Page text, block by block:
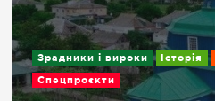
Зрадники і вироки Історія
Спецпроєкти